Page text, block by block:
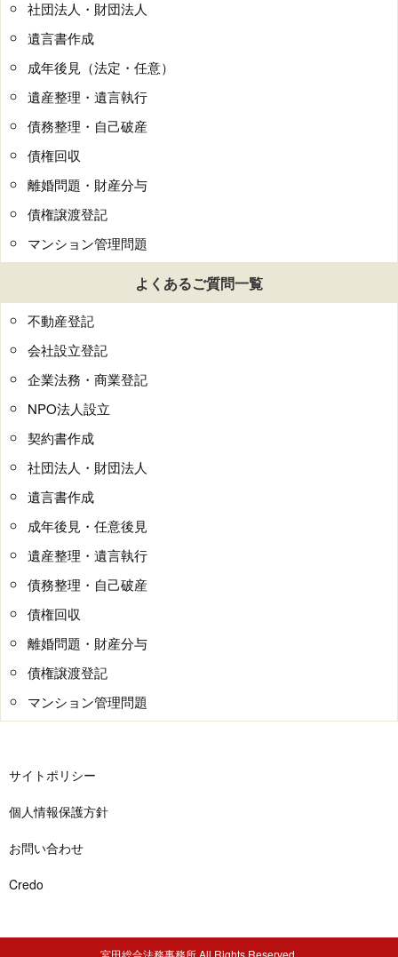
社団法人・財団法人
遺言書作成
成年後見（法定・任意）
遺産整理・遺言執行
債務整理・自己破産
債権回収
離婚問題・財産分与
債権譲渡登記
マンション管理問題
よくあるご質問一覧
不動産登記
会社設立登記
企業法務・商業登記
NPO法人設立
契約書作成
社団法人・財団法人
遺言書作成
成年後見・任意後見
遺産整理・遺言執行
債務整理・自己破産
債権回収
離婚問題・財産分与
債権譲渡登記
マンション管理問題
サイトポリシー
個人情報保護方針
お問い合わせ
Credo
宮田総合法務事務所 All Rights Reserved.